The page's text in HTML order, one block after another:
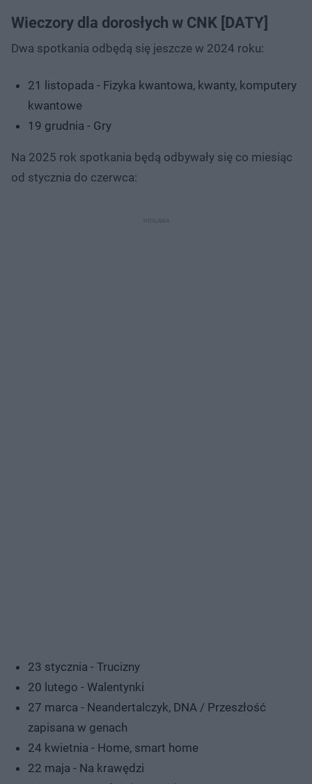
Wieczory dla dorosłych w CNK [DATY]
Dwa spotkania odbędą się jeszcze w 2024 roku:
21 listopada - Fizyka kwantowa, kwanty, komputery
kwantowe
19 grudnia - Gry
Na 2025 rok spotkania będą odbywały się co miesiąc
od stycznia do czerwca:
23 stycznia - Trucizny
20 lutego - Walentynki
27 marca - Neandertalczyk, DNA / Przeszłość
zapisana w genach
24 kwietnia - Home, smart home
22 maja - Na krawędzi